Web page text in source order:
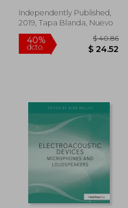
$ 615.16
$ 338.34
Independently Published,
2019, Tapa Blanda, Nuevo